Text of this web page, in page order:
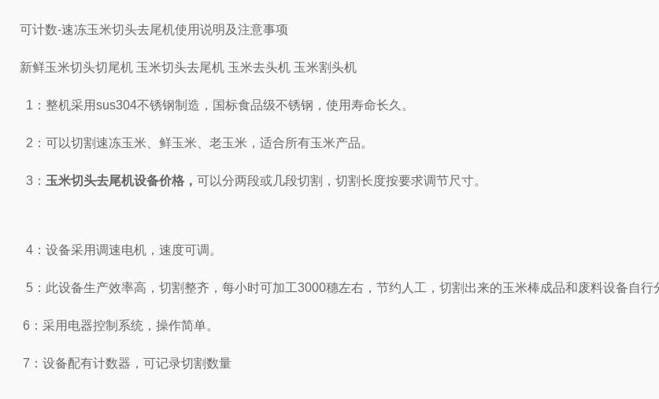
可计数-速冻玉米切头去尾机使用说明及注意事项
新鲜玉米切头切尾机 玉米切头去尾机 玉米去头机 玉米割头机
1：整机采用sus304不锈钢制造，国标食品级不锈钢 ，使用寿命长久 。
2：可以切割速冻玉米、鲜玉米、老玉米，适合所有玉米产品。
3： 玉米切头去尾机设备价格 ， 可以分两段或几段切割，切割长度按要求调节尺寸。
4：设备采用调速电机，速度可调。
5：此设备生产效率高，切割整齐， 每小时可加工3000穗左右 ，节约人工，切割出来的玉米棒成品和废料设备自行
6：采用电器控制系统，操作简单。
7：设备配有计数器，可记录切割数量